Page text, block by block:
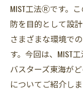
MIST工法Ⓡです。
防を目的として設
さまざまな環境で
す。今回は、MIST
バスターズ東海が
についてご紹介しま